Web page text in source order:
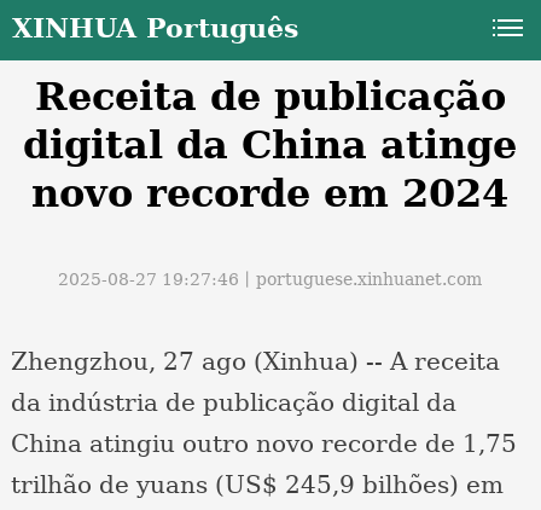
XINHUA Português
Receita de publicação
digital da China atinge
novo recorde em 2024
2025-08-27 19:27:46丨portuguese.xinhuanet.com
Zhengzhou, 27 ago (Xinhua) -- A receita
da indústria de publicação digital da
China atingiu outro novo recorde de 1,75
trilhão de yuans (US$ 245,9 bilhões) em